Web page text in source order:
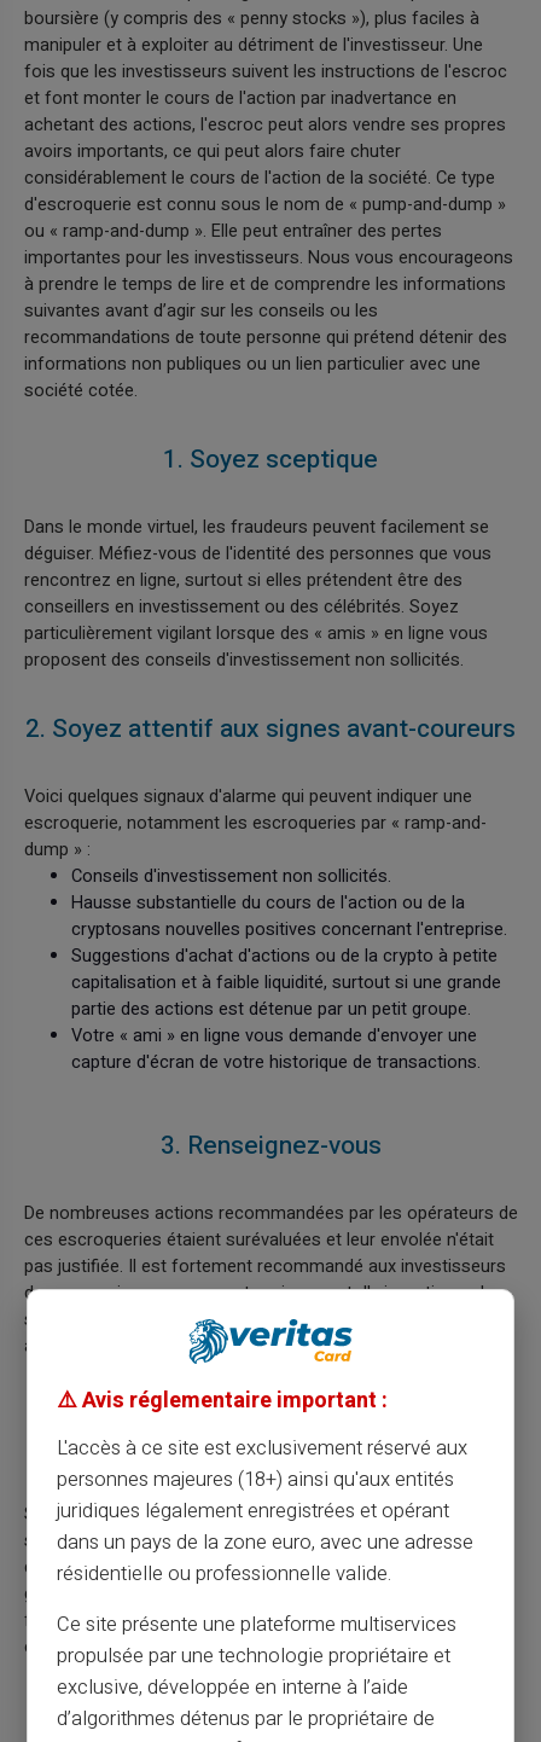
boursière (y compris des « penny stocks »), plus faciles à
manipuler et à exploiter au détriment de l'investisseur. Une
fois que les investisseurs suivent les instructions de l'escroc
et font monter le cours de l'action par inadvertance en
achetant des actions, l'escroc peut alors vendre ses propres
avoirs importants, ce qui peut alors faire chuter
considérablement le cours de l'action de la société. Ce type
d'escroquerie est connu sous le nom de « pump-and-dump »
ou « ramp-and-dump ». Elle peut entraîner des pertes
importantes pour les investisseurs. Nous vous encourageons
à prendre le temps de lire et de comprendre les informations
suivantes avant d’agir sur les conseils ou les
recommandations de toute personne qui prétend détenir des
informations non publiques ou un lien particulier avec une
société cotée.
1. Soyez sceptique
Dans le monde virtuel, les fraudeurs peuvent facilement se
déguiser. Méfiez-vous de l'identité des personnes que vous
rencontrez en ligne, surtout si elles prétendent être des
conseillers en investissement ou des célébrités. Soyez
particulièrement vigilant lorsque des « amis » en ligne vous
proposent des conseils d'investissement non sollicités.
2. Soyez attentif aux signes avant-coureurs
Voici quelques signaux d'alarme qui peuvent indiquer une
escroquerie, notamment les escroqueries par « ramp-and-
dump » :
Conseils d'investissement non sollicités.
Hausse substantielle du cours de l'action ou de la
cryptosans nouvelles positives concernant l'entreprise.
Suggestions d'achat d'actions ou de la crypto à petite
capitalisation et à faible liquidité, surtout si une grande
partie des actions est détenue par un petit groupe.
Votre « ami » en ligne vous demande d'envoyer une
capture d'écran de votre historique de transactions.
3. Renseignez-vous
De nombreuses actions recommandées par les opérateurs de
ces escroqueries étaient surévaluées et leur envolée n'était
pas justifiée. Il est fortement recommandé aux investisseurs
de se renseigner sur une entreprise avant d'y investir, ou de
solliciter l'avis indépendant de conseillers en investissement
agréés.
4. Méfiez-vous des investissements trop
beaux pour être vrais
Si un investissement semble trop beau pour être vrai, c'est
souvent le cas. N'oubliez pas qu'il n'existe pas
d'investissement à faible risque avec des rendements
garantis élevés ; une affirmation fréquemment utilisée par les
fraudeurs pour attirer les investisseurs imprudents en
exploitant leur peur de manquer une opportunité.
⚠️ Avis réglementaire important :
L'accès à ce site est exclusivement réservé aux
personnes majeures (18+) ainsi qu'aux entités
juridiques légalement enregistrées et opérant
dans un pays de la zone euro, avec une adresse
résidentielle ou professionnelle valide.
Ce site présente une plateforme multiservices
propulsée par une technologie propriétaire et
exclusive, développée en interne à l’aide
d’algorithmes détenus par le propriétaire de